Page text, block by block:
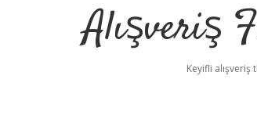
Alışveriş
Keyifli alışveriş